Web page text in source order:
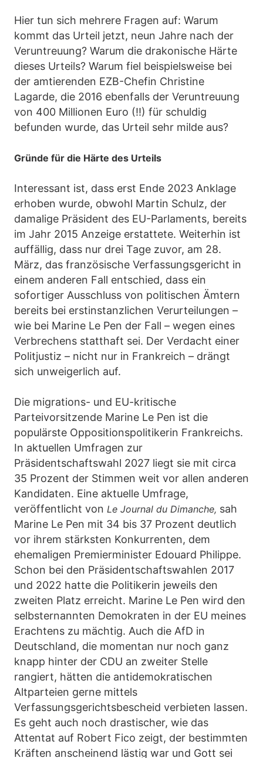
Hier tun sich mehrere Fragen auf: Warum
kommt das Urteil jetzt, neun Jahre nach der
Veruntreuung? Warum die drakonische Härte
dieses Urteils? Warum fiel beispielsweise bei
der amtierenden EZB-Chefin Christine
Lagarde, die 2016 ebenfalls der Veruntreuung
von 400 Millionen Euro (!!) für schuldig
befunden wurde, das Urteil sehr milde aus?
Gründe für die Härte des Urteils
Interessant ist, dass erst Ende 2023 Anklage
erhoben wurde, obwohl Martin Schulz, der
damalige Präsident des EU-Parlaments, bereits
im Jahr 2015 Anzeige erstattete. Weiterhin ist
auffällig, dass nur drei Tage zuvor, am 28.
März, das französische Verfassungsgericht in
einem anderen Fall entschied, dass ein
sofortiger Ausschluss von politischen Ämtern
bereits bei erstinstanzlichen Verurteilungen –
wie bei Marine Le Pen der Fall – wegen eines
Verbrechens statthaft sei. Der Verdacht einer
Politjustiz – nicht nur in Frankreich – drängt
sich unweigerlich auf.
Die migrations- und EU-kritische
Parteivorsitzende Marine Le Pen ist die
populärste Oppositionspolitikerin Frankreichs.
In aktuellen Umfragen zur
Präsidentschaftswahl 2027 liegt sie mit circa
35 Prozent der Stimmen weit vor allen anderen
Kandidaten. Eine aktuelle Umfrage,
veröffentlicht von Le Journal du Dimanche, sah
Marine Le Pen mit 34 bis 37 Prozent deutlich
vor ihrem stärksten Konkurrenten, dem
ehemaligen Premierminister Edouard Philippe.
Schon bei den Präsidentschaftswahlen 2017
und 2022 hatte die Politikerin jeweils den
zweiten Platz erreicht. Marine Le Pen wird den
selbsternannten Demokraten in der EU meines
Erachtens zu mächtig. Auch die AfD in
Deutschland, die momentan nur noch ganz
knapp hinter der CDU an zweiter Stelle
rangiert, hätten die antidemokratischen
Altparteien gerne mittels
Verfassungsgerichtsbescheid verbieten lassen.
Es geht auch noch drastischer, wie das
Attentat auf Robert Fico zeigt, der bestimmten
Kräften anscheinend lästig war und Gott sei